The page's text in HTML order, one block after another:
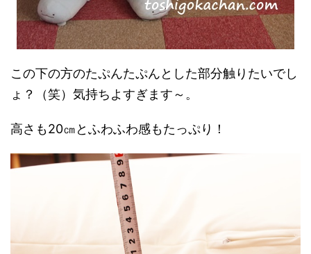
この下の方のたぷんたぷんとした部分触りたいでし
ょ？（笑）気持ちよすぎます～。
高さも20㎝とふわふわ感もたっぷり！